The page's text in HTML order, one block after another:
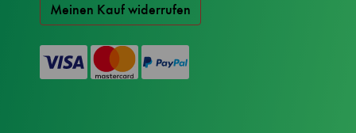
Meinen Kauf widerrufen